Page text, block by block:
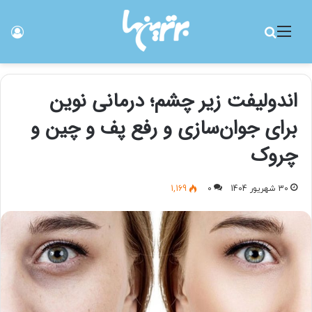
منو
اندولیفت زیر چشم؛ درمانی نوین
برای جوان‌سازی و رفع پف و چین و
چروک
30 شهریور 1404 0
1,169